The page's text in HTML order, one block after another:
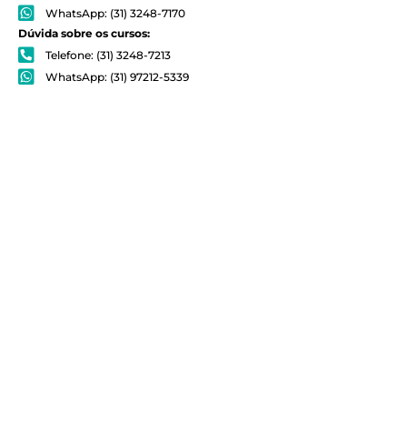
WhatsApp: (31) 3248-7170
Dúvida sobre os cursos:
Telefone: (31) 3248-7213
WhatsApp: (31) 97212-5339